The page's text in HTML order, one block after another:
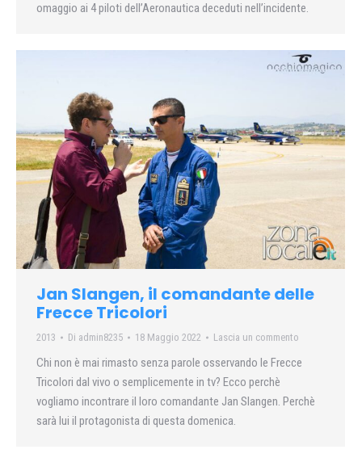
omaggio ai 4 piloti dell’Aeronautica deceduti nell’incidente.
Jan Slangen, il comandante delle
Frecce Tricolori
2013 Di admin8235 18 Maggio 2022 Lascia un commento
Chi non è mai rimasto senza parole osservando le Frecce
Tricolori dal vivo o semplicemente in tv? Ecco perchè
vogliamo incontrare il loro comandante Jan Slangen. Perchè
sarà lui il protagonista di questa domenica.